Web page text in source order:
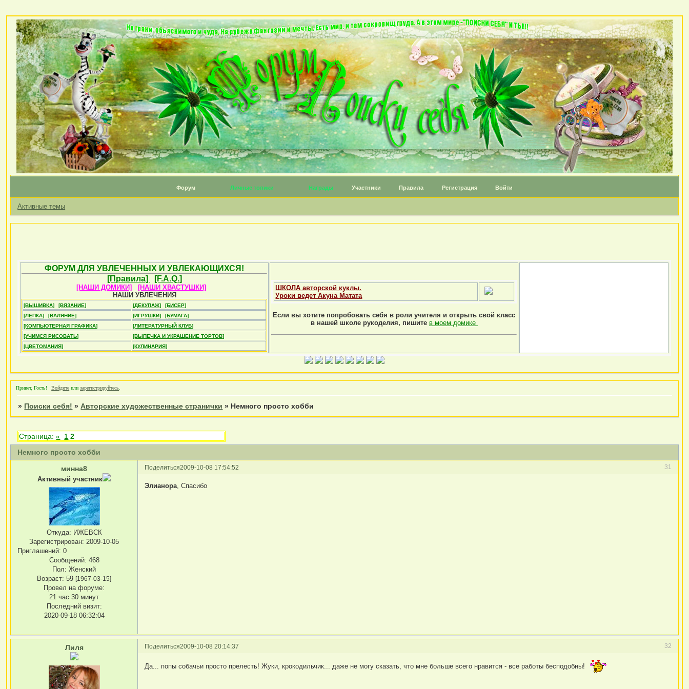
Форум Личные топики Награды Участники Правила Регистрация Войти
Активные темы
ФОРУМ ДЛЯ УВЛЕЧЕННЫХ И УВЛЕКАЮЩИХСЯ!
[Правила]
[F.A.Q.]
[НАШИ ДОМИКИ]
[НАШИ ХВАСТУШКИ]
НАШИ УВЛЕЧЕНИЯ
[ВЫШИВКА] [ВЯЗАНИЕ] [ДЕКУПАЖ]
[БИСЕР]
[ЛЕПКА]
[ВАЛЯНИЕ] [ИГРУШКИ]
[БУМАГА]
[КОМПЬЮТЕРНАЯ ГРАФИКА]
[ЛИТЕРАТУРНЫЙ КЛУБ]
[УЧИМСЯ РИСОВАТЬ]
[ВЫПЕЧКА И УКРАШЕНИЕ ТОРТОВ]
[ЦВЕТОМАНИЯ]
[КУЛИНАРИЯ]
ШКОЛА авторской куклы.
Уроки ведет Акуна Матата
Если вы хотите попробовать себя в роли учителя и открыть свой класс
в нашей школе рукоделия, пишите в моем домике
Привет, Гость! Войдите илизарегистрируйтесь
» Поиски себя! »Авторские художественные странички » Немного просто хобби
Немного просто хобби
Страница:« 1 2
Поделиться 31
2009-10-08 17:54:52
минна8
Активный участник
Откуда: ИЖЕВСК
Зарегистрирован: 2009-10-05
Приглашений: 0
Сообщений: 468
Пол: Женский
Возраст: 59[1967-03-15]
Провел на форуме:
21 час 30 минут
Последний визит:
2020-09-18 06:32:04
Элианора , Спасибо
Поделиться 32
2009-10-08 20:14:37
Лиля
Да... попы собачьи просто прелесть! Жуки, крокодильчик... даже не могу сказать, что мне больше всего нравится - все работы бесподобны!